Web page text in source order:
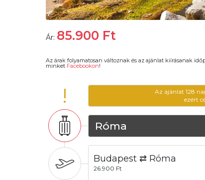
Ár: 85.900 Ft
Az árak folyamatosan változnak és az ajánlat kiírásanak
minket Facebookon!
!
Az ajánlat 128
ezért
Róma
Budapest ⇄ Róma
26.900 Ft